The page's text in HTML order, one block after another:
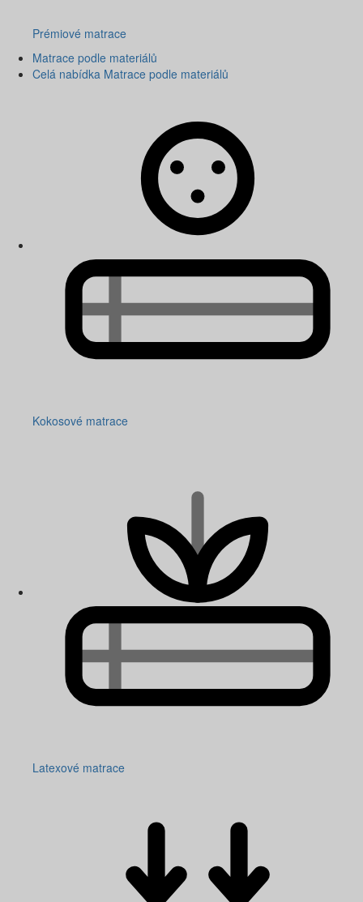
Prémiové matrace
Matrace podle materiálů
Celá nabídka Matrace podle materiálů
Kokosové matrace
Latexové matrace